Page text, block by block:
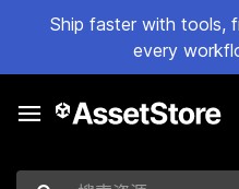
Ship faster with tools,
every